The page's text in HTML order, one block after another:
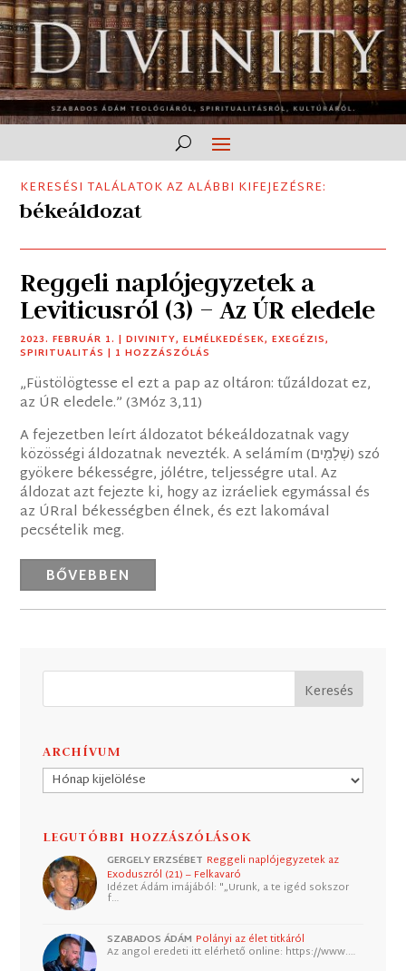
KERESÉSI TALÁLATOK AZ ALÁBBI KIFEJEZÉSRE:
békeáldozat
Reggeli naplójegyzetek a
Leviticusról (3) – Az ÚR eledele
2023. FEBRUÁR 1. |DIVINITY,ELMÉLKEDÉSEK,EXEGÉZIS,
SPIRITUALITÁS | 1 HOZZÁSZÓLÁS
„Füstölögtesse el ezt a pap az oltáron: tűzáldozat ez,
az ÚR eledele.” (3Móz 3,11)
A fejezetben leírt áldozatot békeáldozatnak vagy
közösségi áldozatnak nevezték. A selámím (‎שְׁלָמִ֖ים) szó
gyökere békességre, jólétre, teljességre utal. Az
áldozat azt fejezte ki, hogy az izráeliek egymással és
az ÚRral békességben élnek, és ezt lakomával
pecsételik meg.
BŐVEBBEN
ARCHÍVUM
Archívum
LEGUTÓBBI HOZZÁSZÓLÁSOK
GERGELY ERZSÉBET Reggeli naplójegyzetek az
Exoduszról (21) – Felkavaró
Idézet Ádám imájából: "„Urunk, a te igéd sokszor
f…
SZABADOS ÁDÁM Polányi az élet titkáról
Az angol eredeti itt elérhető online: https://www.…